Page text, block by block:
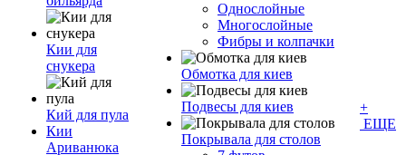
Кии для
снукера
Кий для пула
Кии
Ариванюка
Однослойные
Многослойные
Фибры и колпачки
Обмотка для киев
Подвесы для киев
Покрывала для столов
+
ЕЩЕ